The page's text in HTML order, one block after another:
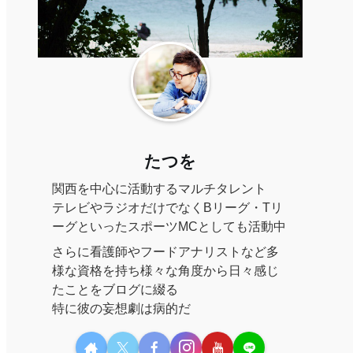
たつを
関西を中心に活動するマルチタレント
テレビやラジオだけでなくBリーグ・Tリ
ーグといったスポーツMCとしても活動中
さらに看護師やフードアナリストなど多
様な資格を持ち様々な角度から日々感じ
たことをブログに綴る
特に彼の妄想劇は病的だ